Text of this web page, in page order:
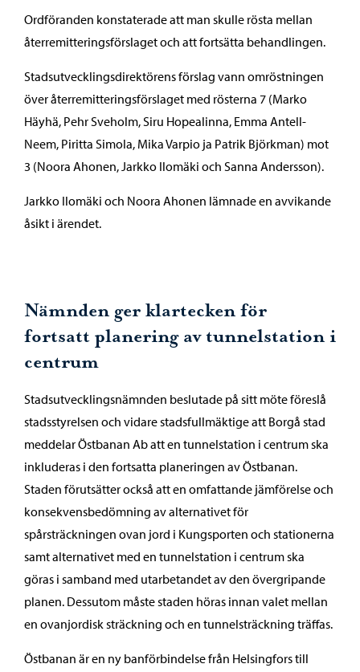
Ordföranden konstaterade att man skulle rösta mellan
återremitteringsförslaget och att fortsätta behandlingen.
Stadsutvecklingsdirektörens förslag vann omröstningen
över återremitteringsförslaget med rösterna 7 (Marko
Häyhä, Pehr Sveholm, Siru Hopealinna, Emma Antell-
Neem, Piritta Simola, Mika Varpio ja Patrik Björkman) mot
3 (Noora Ahonen, Jarkko Ilomäki och Sanna Andersson).
Jarkko Ilomäki och Noora Ahonen lämnade en avvikande
åsikt i ärendet.
Nämnden ger klartecken för
fortsatt planering av tunnelstation i
centrum
Stadsutvecklingsnämnden beslutade på sitt möte föreslå
stadsstyrelsen och vidare stadsfullmäktige att Borgå stad
meddelar Östbanan Ab att en tunnelstation i centrum ska
inkluderas i den fortsatta planeringen av Östbanan.
Staden förutsätter också att en omfattande jämförelse och
konsekvensbedömning av alternativet för
spårsträckningen ovan jord i Kungsporten och stationerna
samt alternativet med en tunnelstation i centrum ska
göras i samband med utarbetandet av den övergripande
planen. Dessutom måste staden höras innan valet mellan
en ovanjordisk sträckning och en tunnelsträckning träffas.
Östbanan är en ny banförbindelse från Helsingfors till